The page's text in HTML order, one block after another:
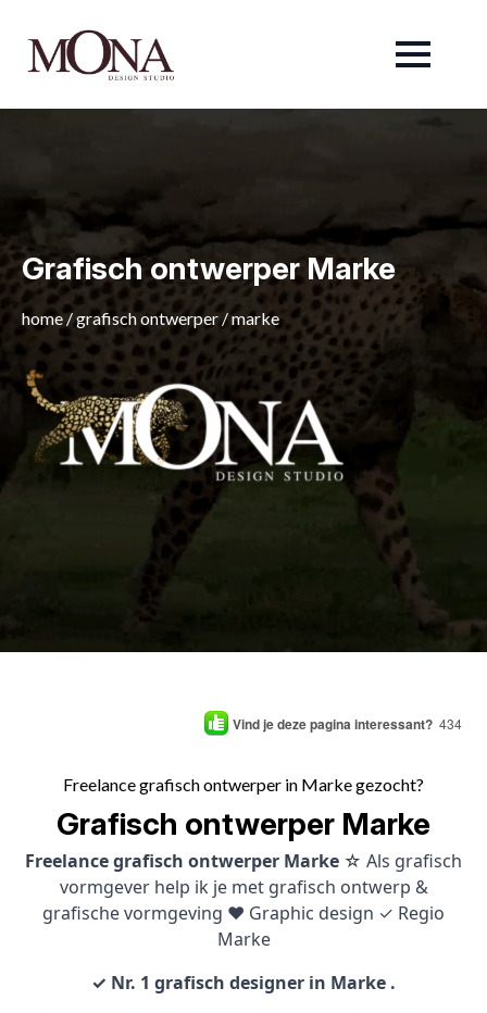
Grafisch ontwerper Marke
home/grafisch ontwerper/marke
Vind je deze pagina interessant? 434
Freelance grafisch ontwerper in Marke gezocht?
Grafisch ontwerper Marke
Freelance grafisch ontwerper Marke ☆ Als grafisch
vormgever help ik je met grafisch ontwerp &
grafische vormgeving ♥ Graphic design ✓ Regio
Marke
✓ Nr. 1 grafisch designer in Marke .